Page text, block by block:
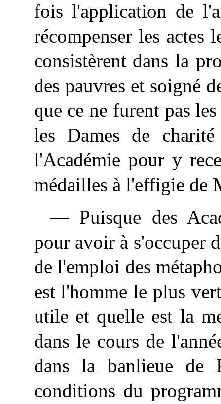
fois l'application de
récompenserles actes
consistèrent dans la
des pauvres et soigné
que ce ne furent pas
les Dames de
l'Académie pour y
médailles à l'effigie de
— Puisque des
pour avoir à s'occuper
de l'emploi des
est l'homme le plus
utile et quelle est la
dans le cours de
dans la banlieue de
conditions du